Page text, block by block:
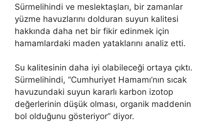
Sürmelihindi ve meslektaşları, bir zamanlar
yüzme havuzlarını dolduran suyun kalitesi
hakkında daha net bir fikir edinmek için
hamamlardaki maden yataklarını analiz etti.
Su kalitesinin daha iyi olabileceği ortaya çıktı.
Sürmelihindi, “Cumhuriyet Hamamı’nın sıcak
havuzundaki suyun kararlı karbon izotop
değerlerinin düşük olması, organik maddenin
bol olduğunu gösteriyor” diyor.